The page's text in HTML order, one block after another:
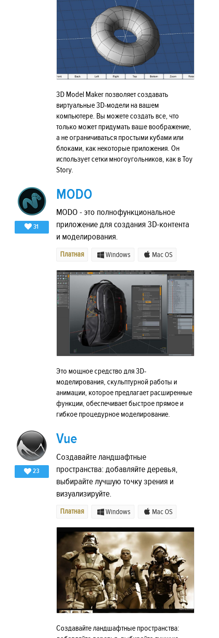
3D Model Maker позволяет создавать
виртуальные 3D-модели на вашем
компьютере. Вы можете создать все, что
только может придумать ваше воображение,
а не ограничиваться простыми кубами или
блоками, как некоторые приложения. Он
использует сетки многоугольников, как в Toy
Story.
31
MODO
MODO - это полнофункциональное
приложение для создания 3D-контента
и моделирования.
Платная Windows Mac OS
Это мощное средство для 3D-
моделирования, скульптурной работы и
анимации, которое предлагает расширенные
функции, обеспечивает быстрое прямое и
гибкое процедурное моделирование.
23
Vue
Создавайте ландшафтные
пространства: добавляйте деревья,
выбирайте лучшую точку зрения и
визуализируйте.
Платная Windows Mac OS
Создавайте ландшафтные пространства: